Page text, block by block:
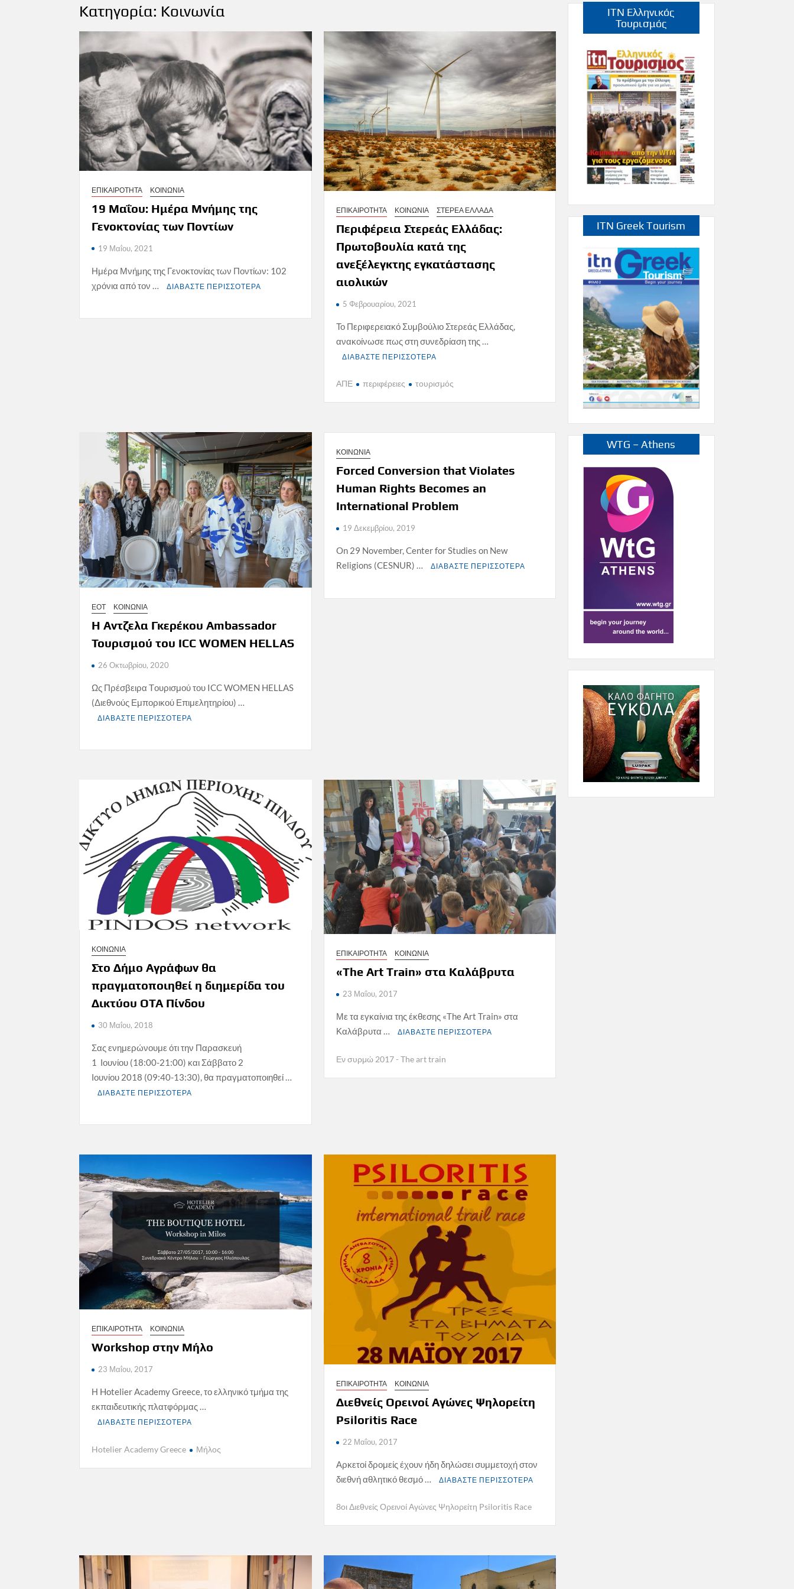
Κατηγορία: Κοινωνία
ΕΠΙΚΑΙΡΟΤΗΤΑ ΚΟΙΝΩΝΙΑ
19 Μαΐου: Ημέρα Μνήμης της
Γενοκτονίας των Ποντίων
19 Μαΐου, 2021
Ημέρα Μνήμης της Γενοκτονίας των Ποντίων: 102
χρόνια από τον …
ΔΙΑΒΑΣΤΕ ΠΕΡΙΣΣΟΤΕΡΑ
ΕΠΙΚΑΙΡΟΤΗΤΑ ΚΟΙΝΩΝΙΑ ΣΤΕΡΕΑ ΕΛΛΑΔΑ
Περιφέρεια Στερεάς Ελλάδας:
Πρωτοβουλία κατά της
ανεξέλεγκτης εγκατάστασης
αιολικών
5 Φεβρουαρίου, 2021
Το Περιφερειακό Συμβούλιο Στερεάς Ελλάδας,
ανακοίνωσε πως στη συνεδρίαση της …
ΔΙΑΒΑΣΤΕ ΠΕΡΙΣΣΟΤΕΡΑ
ΑΠΕ περιφέρειες τουρισμός
ΕΟΤ ΚΟΙΝΩΝΙΑ
H Αντζελα Γκερέκου Ambassador
Τουρισμού του ICC WOMEN HELLAS
26 Οκτωβρίου, 2020
Ως Πρέσβειρα Tουρισμού του ICC WOMEN HELLAS
(Διεθνούς Εμπορικού Επιμελητηρίου) …
ΔΙΑΒΑΣΤΕ ΠΕΡΙΣΣΟΤΕΡΑ
ΚΟΙΝΩΝΙΑ
Forced Conversion that Violates
Human Rights Becomes an
International Problem
19 Δεκεμβρίου, 2019
On 29 November, Center for Studies on New
Religions (CESNUR) …
ΔΙΑΒΑΣΤΕ ΠΕΡΙΣΣΟΤΕΡΑ
ΚΟΙΝΩΝΙΑ
Στο Δήμο Αγράφων θα
πραγματοποιηθεί η διημερίδα του
Δικτύου ΟΤΑ Πίνδου
30 Μαΐου, 2018
Σας ενημερώνουμε ότι την Παρασκευή
1 Ιουνίου (18:00-21:00) και Σάββατο 2
Ιουνίου 2018 (09:40-13:30), θα πραγματοποιηθεί …
ΔΙΑΒΑΣΤΕ ΠΕΡΙΣΣΟΤΕΡΑ
ΕΠΙΚΑΙΡΟΤΗΤΑ ΚΟΙΝΩΝΙΑ
«The Art Train» στα Καλάβρυτα
23 Μαΐου, 2017
Με τα εγκαίνια της έκθεσης «The Art Train» στα
Καλάβρυτα …
ΔΙΑΒΑΣΤΕ ΠΕΡΙΣΣΟΤΕΡΑ
Εν συρμώ 2017 - The art train
ΕΠΙΚΑΙΡΟΤΗΤΑ ΚΟΙΝΩΝΙΑ
Workshop στην Μήλο
23 Μαΐου, 2017
Η Hotelier Academy Greece, το ελληνικό τμήμα της
εκπαιδευτικής πλατφόρμας …
ΔΙΑΒΑΣΤΕ ΠΕΡΙΣΣΟΤΕΡΑ
Hotelier Academy Greece Μήλος
ΕΠΙΚΑΙΡΟΤΗΤΑ ΚΟΙΝΩΝΙΑ
Διεθνείς Ορεινοί Αγώνες Ψηλορείτη
Psiloritis Race
22 Μαΐου, 2017
Αρκετοί δρομείς έχουν ήδη δηλώσει συμμετοχή στον
διεθνή αθλητικό θεσμό …
ΔΙΑΒΑΣΤΕ ΠΕΡΙΣΣΟΤΕΡΑ
8οι Διεθνείς Ορεινοί Αγώνες Ψηλορείτη Psiloritis Race
ITN Ελληνικός
Τουρισμός
ITN Greek Tourism
WTG – Athens